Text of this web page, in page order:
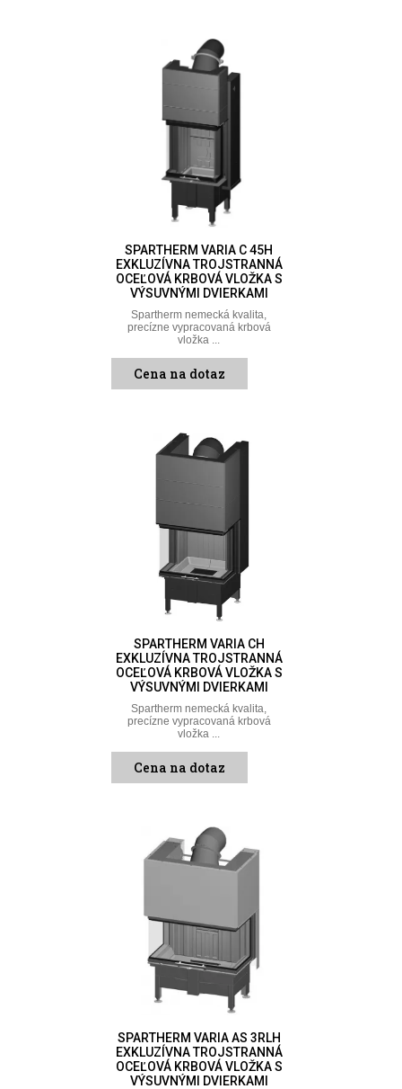
SPARTHERM VARIA C 45H
EXKLUZÍVNA TROJSTRANNÁ
OCEĽOVÁ KRBOVÁ VLOŽKA S
VÝSUVNÝMI DVIERKAMI
Spartherm nemecká kvalita,
precízne vypracovaná krbová
vložka ...
Cena na dotaz
SPARTHERM VARIA CH
EXKLUZÍVNA TROJSTRANNÁ
OCEĽOVÁ KRBOVÁ VLOŽKA S
VÝSUVNÝMI DVIERKAMI
Spartherm nemecká kvalita,
precízne vypracovaná krbová
vložka ...
Cena na dotaz
SPARTHERM VARIA AS 3RLH
EXKLUZÍVNA TROJSTRANNÁ
OCEĽOVÁ KRBOVÁ VLOŽKA S
VÝSUVNÝMI DVIERKAMI